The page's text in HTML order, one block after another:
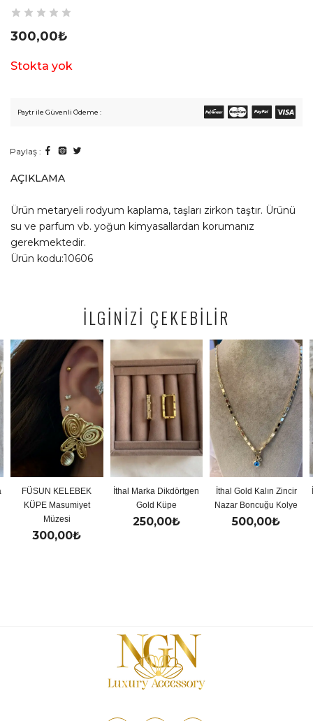
300,00₺
Stokta yok
Paytr ile Güvenli Ödeme :
Paylaş :
AÇIKLAMA
Ürün metaryeli rodyum kaplama, taşları zirkon taştır. Ürünü
su ve parfum vb. yoğun kimyasallardan korumanız
gerekmektedir.
Ürün kodu:10606
İLGİNİZİ ÇEKEBİLİR
İthal Marka Dikdörtgen
Gold Küpe
250,00
İthal Gold Kalın Zincir
Nazar Boncuğu Kolye
500,00
İthal Gold Renkli
Y Kolye
500,00